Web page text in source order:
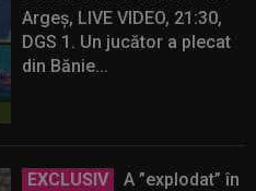
Argeș, LIVE VIDEO, 21:30,
DGS 1. Un jucător a plecat
din Bănie...
EXCLUSIV
A ”explodat” în